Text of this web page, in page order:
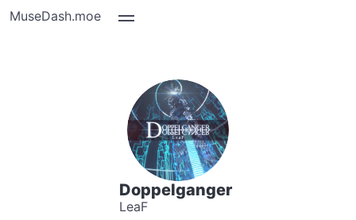
MuseDash.moe
Doppelganger
LeaF